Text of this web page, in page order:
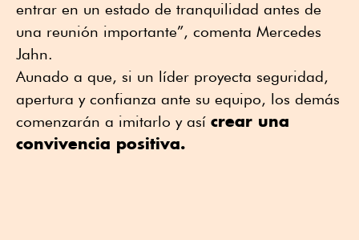
entrar en un estado de tranquilidad antes de
una reunión importante”, comenta Mercedes
Jahn.
Aunado a que, si un líder proyecta seguridad,
apertura y confianza ante su equipo, los demás
comenzarán a imitarlo y así crear una
convivencia positiva.